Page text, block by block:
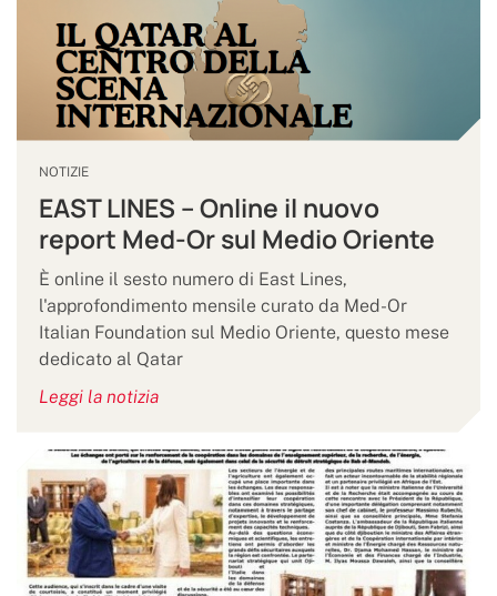
NOTIZIE
EAST LINES – Online il nuovo
report Med-Or sul Medio Oriente
È online il sesto numero di East Lines,
l'approfondimento mensile curato da Med-Or
Italian Foundation sul Medio Oriente, questo mese
dedicato al Qatar
Leggi la notizia